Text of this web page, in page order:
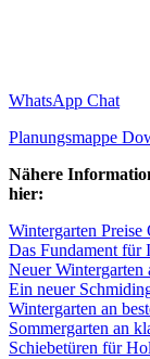
WhatsApp Chat
Planungsmappe
Nähere
hier:
Wintergarten Preise
Das Fundament für
Neuer Wintergarten
Ein neuer
Wintergarten an
Sommergarten an
Schiebetüren für